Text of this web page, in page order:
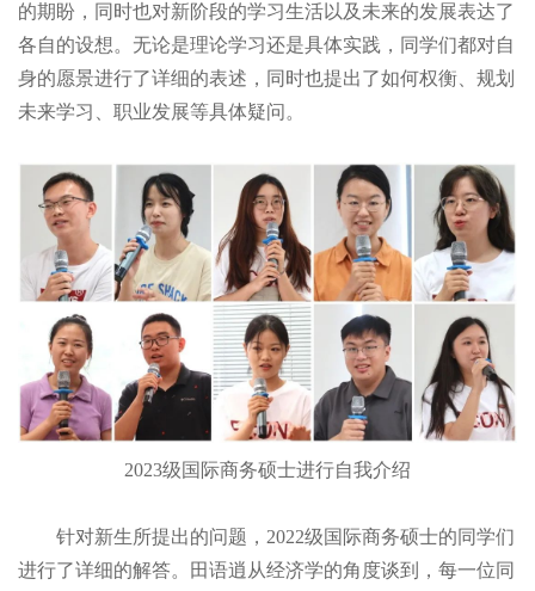
的期盼，同时也对新阶段的学习生活以及未来的发展表达了
各自的设想。无论是理论学习还是具体实践，同学们都对自
身的愿景进行了详细的表述，同时也提出了如何权衡、规划
未来学习、职业发展等具体疑问。
2023级国际商务硕士进行自我介绍
针对新生所提出的问题，2022级国际商务硕士的同学们
进行了详细的解答。田语逍从经济学的角度谈到，每一位同